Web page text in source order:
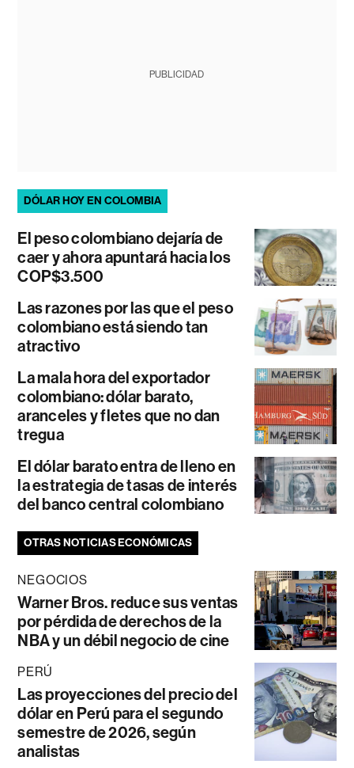
PUBLICIDAD
DÓLAR HOY EN COLOMBIA
El peso colombiano dejaría de
caer y ahora apuntará hacia los
COP$3.500
Las razones por las que el peso
colombiano está siendo tan
atractivo
La mala hora del exportador
colombiano: dólar barato,
aranceles y fletes que no dan
tregua
El dólar barato entra de lleno en
la estrategia de tasas de interés
del banco central colombiano
OTRAS NOTICIAS ECONÓMICAS
NEGOCIOS
Warner Bros. reduce sus ventas
por pérdida de derechos de la
NBA y un débil negocio de cine
PERÚ
Las proyecciones del precio del
dólar en Perú para el segundo
semestre de 2026, según
analistas